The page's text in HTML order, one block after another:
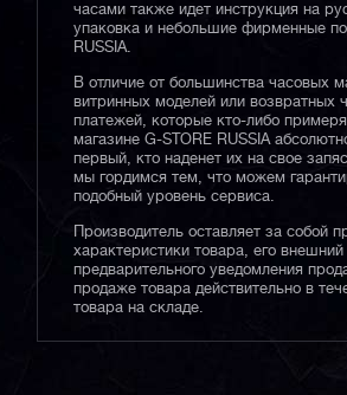
часами также идет инструкция на
упаковка и небольшие фирменные
RUSSIA.
В отличие от большинства часовых
витринных моделей или возвратных
платежей, которые кто-либо
магазине G-STORE RUSSIA
первый, кто наденет их на свое
мы гордимся тем, что можем
подобный уровень сервиса.
Производитель оставляет за собой
характеристики товара, его
предварительного уведомления
продаже товара действительно в
товара на складе.